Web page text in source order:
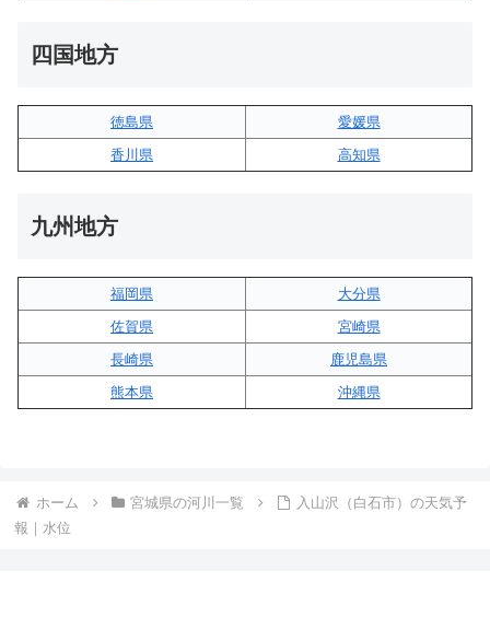
四国地方
徳島県
愛媛県
香川県
高知県
九州地方
福岡県
大分県
佐賀県
宮崎県
長崎県
鹿児島県
熊本県
沖縄県
ホーム 宮城県の河川一覧
入山沢（白石市）の天気予
報｜水位